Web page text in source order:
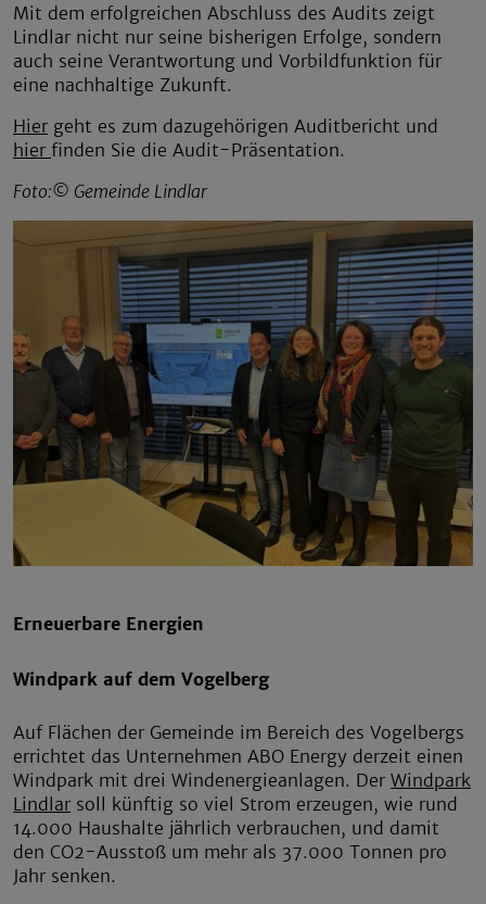
Mit dem erfolgreichen Abschluss des Audits zeigt
Lindlar nicht nur seine bisherigen Erfolge, sondern
auch seine Verantwortung und Vorbildfunktion für
eine nachhaltige Zukunft.
Hiergeht es zum dazugehörigen Auditbericht und
hier finden Sie die Audit-Präsentation.
Foto:© Gemeinde Lindlar
Erneuerbare Energien
Windpark auf dem Vogelberg
Auf Flächen der Gemeinde im Bereich des Vogelbergs
errichtet das Unternehmen ABO Energy derzeit einen
Windpark mit drei Windenergieanlagen. Der Windpark
Lindlarsoll künftig so viel Strom erzeugen, wie rund
14.000 Haushalte jährlich verbrauchen, und damit
den CO2-Ausstoß um mehr als 37.000 Tonnen pro
Jahr senken.